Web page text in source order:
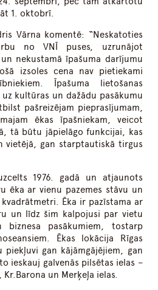
1. oktobrī.
Vārna komentē: “Neskatoties
no VNĪ puses, uzrunājot
nekustamā īpašuma darījumu
izsoles cena nav pietiekami
Īpašuma lietošanas
kultūras un dažādu pasākumu
pašreizējam pieprasījumam,
ēkas īpašniekam, veicot
tā būtu jāpielāgo funkcijai, kas
vietējā, gan starptautiskā tirgus
1976. gadā un atjaunots
ēka ar vienu pazemes stāvu un
Ēka ir pazīstama ar
un līdz šim kalpojusi par vietu
biznesa pasākumiem, tostarp
Ēkas lokācija Rīgas
piekļuvi gan kājāmgājējiem, gan
ieskauj galvenās pilsētas ielas –
un Merķeļa ielas.